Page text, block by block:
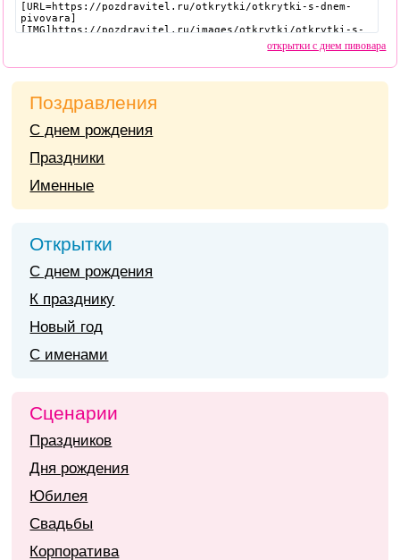
открытки с днем пивовара
Поздравления
С днем рождения
Праздники
Именные
Открытки
С днем рождения
К празднику
Новый год
С именами
Сценарии
Праздников
Дня рождения
Юбилея
Свадьбы
Корпоратива